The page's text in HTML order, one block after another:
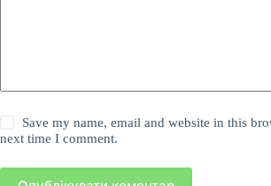
Save my name, email and website in this
next time I comment.